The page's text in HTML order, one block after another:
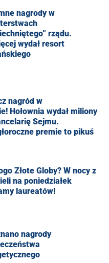
nagrody w
rządu.
wydał resort
nagród w
Hołownia wydał miliony
Sejmu.
premie to pikuś
Złote Globy? W nocy z
na poniedziałek
laureatów!
nagrody